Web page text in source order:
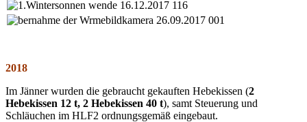
2018
Im Jänner wurden die gebraucht gekauften Hebekissen (2
Hebekissen 12 t, 2 Hebekissen 40 t), samt Steuerung und
Schläuchen im HLF2 ordnungsgemäß eingebaut.